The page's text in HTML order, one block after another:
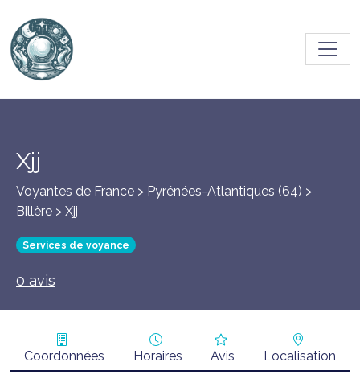
Xjj
Voyantes de France > Pyrénées-Atlantiques (64) >
Billère > Xjj
Services de voyance
0 avis
Coordonnées Horaires Avis Localisation